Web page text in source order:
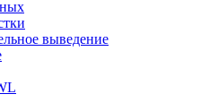
выведение